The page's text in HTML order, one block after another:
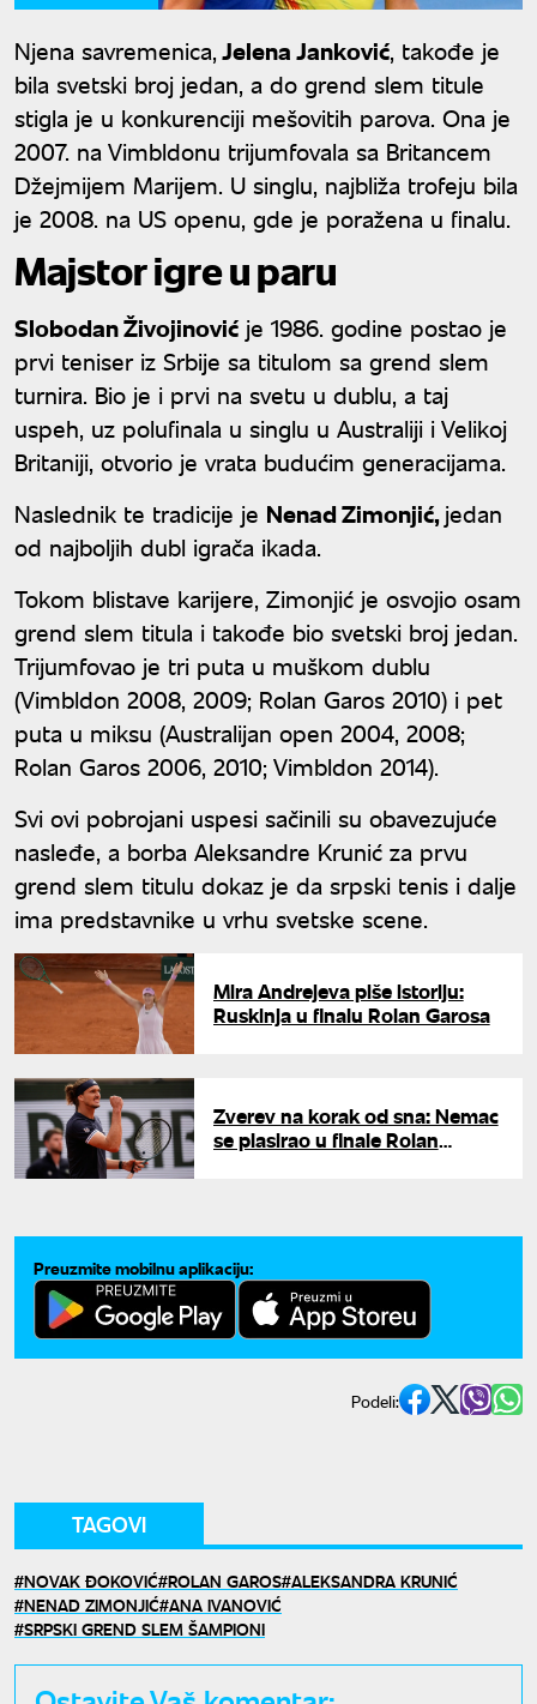
Njena savremenica,Jelena Janković, takođe je
bila svetski broj jedan, a do grend slem titule
stigla je u konkurenciji mešovitih parova. Ona je
2007. na Vimbldonu trijumfovala sa Britancem
Džejmijem Marijem. U singlu, najbliža trofeju bila
je 2008. na US openu, gde je poražena u finalu.
Majstor igre u paru
Slobodan Živojinović je 1986. godine postao je
prvi teniser iz Srbije sa titulom sa grend slem
turnira. Bio je i prvi na svetu u dublu, a taj
uspeh, uz polufinala u singlu u Australiji i Velikoj
Britaniji, otvorio je vrata budućim generacijama.
Naslednik te tradicije je Nenad Zimonjić,jedan
od najboljih dubl igrača ikada.
Tokom blistave karijere, Zimonjić je osvojio osam
grend slem titula i takođe bio svetski broj jedan.
Trijumfovao je tri puta u muškom dublu
(Vimbldon 2008, 2009; Rolan Garos 2010) i pet
puta u miksu (Australijan open 2004, 2008;
Rolan Garos 2006, 2010; Vimbldon 2014).
Svi ovi pobrojani uspesi sačinili su obavezujuće
nasleđe, a borba Aleksandre Krunić za prvu
grend slem titulu dokaz je da srpski tenis i dalje
ima predstavnike u vrhu svetske scene.
Mira Andrejeva piše istoriju:
Ruskinja u finalu Rolan Garosa
Zverev na korak od sna: Nemac
se plasirao u finale Rolan
Preuzmite mobilnu aplikaciju:
Podeli:
TAGOVI
NOVAK ĐOKOVIĆ ROLAN GAROS ALEKSANDRA KRUNIĆ
NENAD ZIMONJIĆ ANA IVANOVIĆ
SRPSKI GREND SLEM ŠAMPIONI